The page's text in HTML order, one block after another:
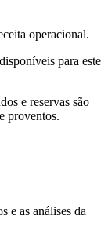
operacional.
para este
e reservas são
proventos.
e as análises da